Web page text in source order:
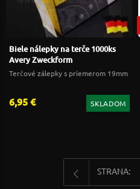
Biele nálepky na terče 1000ks
Avery Zweckform
Terčové zálepky s priemerom 19mm
6,95 € SKLADOM
STRANA: